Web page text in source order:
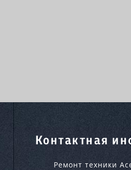
Контактная
Ремонт техники